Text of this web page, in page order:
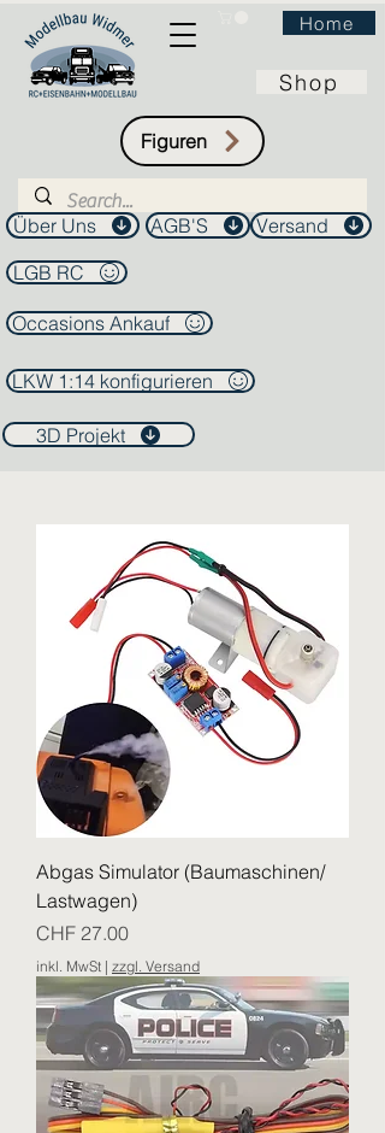
Home
Shop
Figuren
Über Uns AGB'S
Versand
LGB RC
Occasions Ankauf
LKW 1:14 konfigurieren
3D Projekt
Abgas Simulator (Baumaschinen/
Lastwagen)
Preis
CHF 27.00
inkl. MwSt | zzgl. Versand